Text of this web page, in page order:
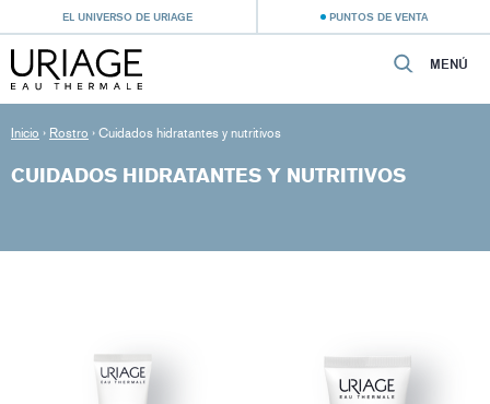
EL UNIVERSO DE URIAGE PUNTOS DE VENTA
MENÚ
Inicio › Rostro › Cuidados hidratantes y nutritivos
CUIDADOS HIDRATANTES Y NUTRITIVOS